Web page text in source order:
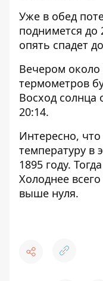
Уже в обед
поднимется до
опять спадет
Вечером около
термометров
Восход солнца
20:14.
Интересно,
температуру в
1895 году.
Холоднее
выше нуля.